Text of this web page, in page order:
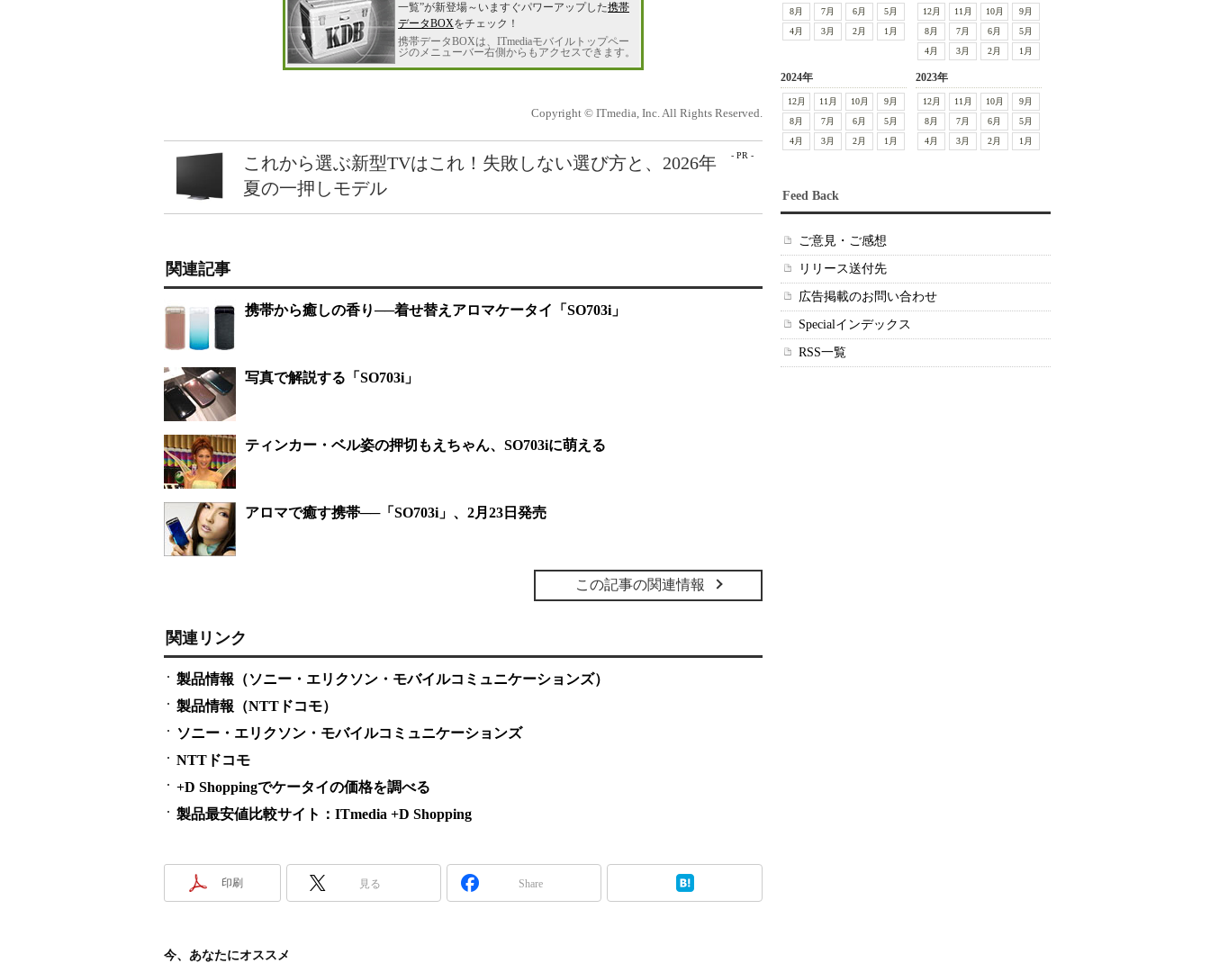
一覧”が新登場～いますぐパワーアップした携帯
データBOXをチェック！
携帯データBOXは、ITmediaモバイルトップペー
ジのメニューバー右側からもアクセスできます。
Copyright © ITmedia, Inc. All Rights Reserved.
- PR -
これから選ぶ新型TVはこれ！失敗しない選び方と、2026年
夏の一押しモデル
関連記事
携帯から癒しの香り──着せ替えアロマケータイ「SO703i」
写真で解説する「SO703i」
ティンカー・ベル姿の押切もえちゃん、SO703iに萌える
アロマで癒す携帯──「SO703i」、2月23日発売
この記事の関連情報
関連リンク
製品情報（ソニー・エリクソン・モバイルコミュニケーションズ）
製品情報（NTTドコモ）
ソニー・エリクソン・モバイルコミュニケーションズ
NTTドコモ
+D Shoppingでケータイの価格を調べる
製品最安値比較サイト：ITmedia +D Shopping
印刷 見る Share
今、あなたにオススメ
8月 7月 6月
5月
4月
3月 2月 1月
12月 11月 10月
9月
8月
7月 6月
5月
4月
3月 2月 1月
2024年
12月 11月 10月
9月
8月
7月 6月
5月
4月
3月 2月 1月
2023年
12月 11月 10月
9月
8月
7月 6月
5月
4月
3月 2月 1月
Feed Back
ご意見・ご感想
リリース送付先
広告掲載のお問い合わせ
Specialインデックス
RSS一覧